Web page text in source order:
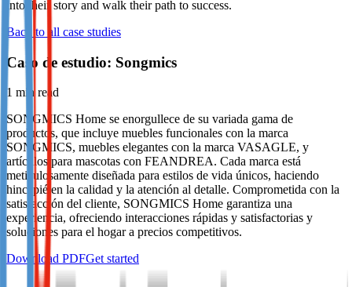
Not already our Publisher?
into their story and walk their path to success.
Back to all case studies
Caso de estudio: Songmics
1 min read
SONGMICS Home se enorgullece de su variada gama de
productos, que incluye muebles funcionales con la marca
SONGMICS, muebles elegantes con la marca VASAGLE, y
artículos para mascotas con FEANDREA. Cada marca está
meticulosamente diseñada para estilos de vida únicos, haciendo
hincapié en la calidad y la atención al detalle. Comprometida con la
satisfacción del cliente, SONGMICS Home garantiza una
experiencia, ofreciendo interacciones rápidas y satisfactorias y
soluciones para el hogar a precios competitivos.
Download PDFGet started